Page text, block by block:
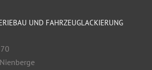
UND FAHRZEUGLACKIERUNG